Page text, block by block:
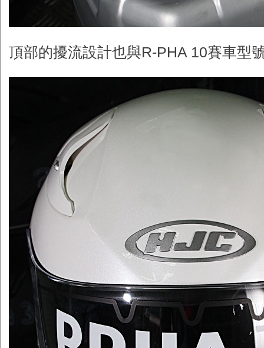
頂部的擾流設計也與R-PHA 10賽車型